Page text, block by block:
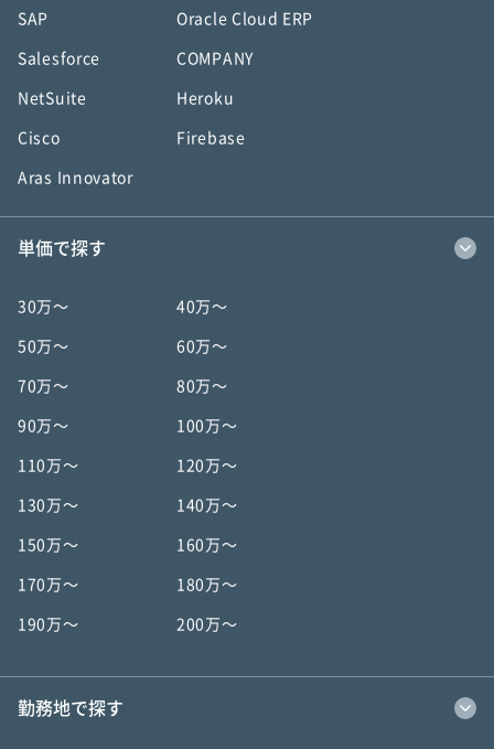
SAP Oracle Cloud ERP
Salesforce COMPANY
NetSuite Heroku
Cisco Firebase
Aras Innovator
単価で探す
30万〜 40万〜
50万〜 60万〜
70万〜 80万〜
90万〜 100万〜
110万〜 120万〜
130万〜 140万〜
150万〜 160万〜
170万〜 180万〜
190万〜 200万〜
勤務地で探す